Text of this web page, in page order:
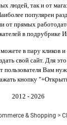
людей, так и от
популярен
от прямых
в подрубрике
в пару кликов
свой сайт. Для
пользователя Вам
кнопку
2012 - 2026
& Shopping >